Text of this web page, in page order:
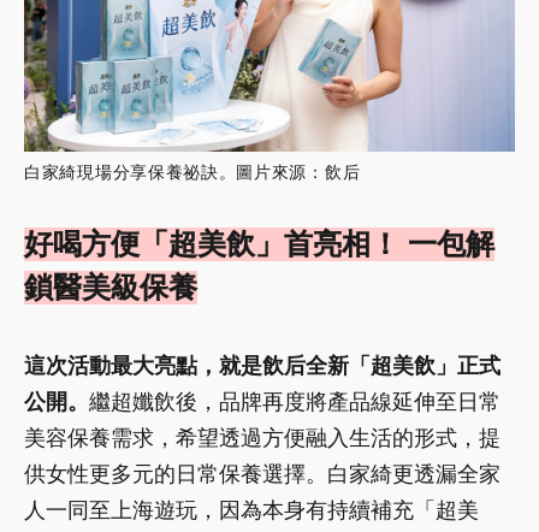
白家綺現場分享保養祕訣。圖片來源：飲后
好喝方便「超美飲」首亮相！ 一包解
鎖醫美級保養
這次活動最大亮點，就是飲后全新「超美飲」正式
公開。 繼超孅飲後，品牌再度將產品線延伸至日常
美容保養需求，希望透過方便融入生活的形式，提
供女性更多元的日常保養選擇。白家綺更透漏全家
人一同至上海遊玩，因為本身有持續補充「超美